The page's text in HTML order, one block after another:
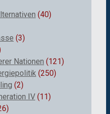
(40)
(3)
Nationen (121)
(250)
(2)
IV (11)